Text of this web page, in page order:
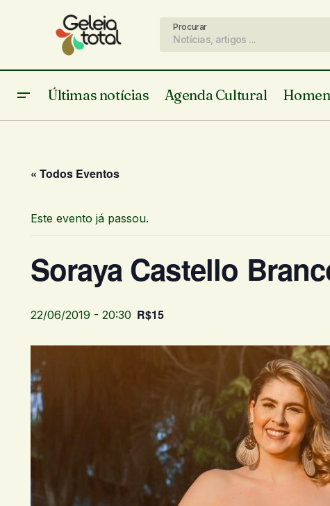
Procurar
Últimas notícias Agenda Cultural
« Todos Eventos
Este evento já passou.
Soraya Castello
22/06/2019 - 20:30 R$15